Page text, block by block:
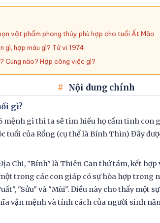
vật phẩm phong thủy phù hợp cho tuổi Ất Mão
gì, hợp màu gì? Tử vi 1974
Cung nào? Hợp công việc gì?
Nội dung chính
gì?
mệnh gì thì ta sẽ tìm hiểu họ cầm tinh con
tuổi của Rồng (cụ thể là Bính Thìn) Đây
Chi, "Bính" là Thiên Can thứ tám, kết hợp
trong các con giáp có sự hòa hợp trong
"Sửu" và "Mùi". Điều này cho thấy một
vận mệnh và tính cách của người sinh